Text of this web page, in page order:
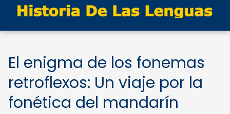
El enigma de los fonemas
retroflexos: Un viaje por la
fonética del mandarín